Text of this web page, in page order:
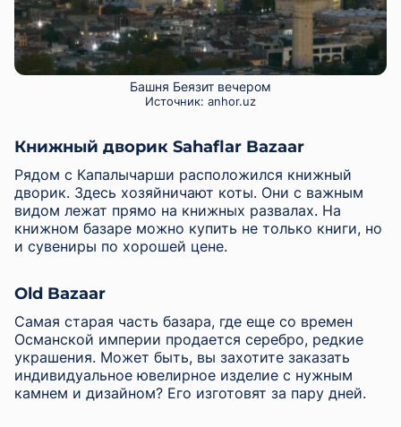
Башня Беязит вечером
Источник: anhor.uz
Книжный дворик Sahaflar Bazaar
Рядом с Капалычарши расположился книжный
дворик. Здесь хозяйничают коты. Они с важным
видом лежат прямо на книжных развалах. На
книжном базаре можно купить не только книги, но
и сувениры по хорошей цене.
Old Bazaar
Самая старая часть базара, где еще со времен
Османской империи продается серебро, редкие
украшения. Может быть, вы захотите заказать
индивидуальное ювелирное изделие с нужным
камнем и дизайном? Его изготовят за пару дней.